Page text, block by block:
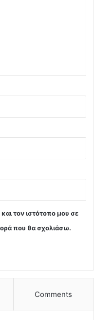
τον ιστότοπο μου σε
που θα σχολιάσω.
Comments